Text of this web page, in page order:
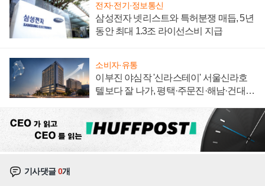
전자·전기·정보통신
삼성전자 넷리스트와 특허분쟁 매듭, 5년
동안 최대 1.3조 라이선스비 지급
소비자·유통
이부진 야심작 '신라스테이' 서울신라호
텔보다 잘 나가, 평택·주문진·해남·건대로
기사댓글0개